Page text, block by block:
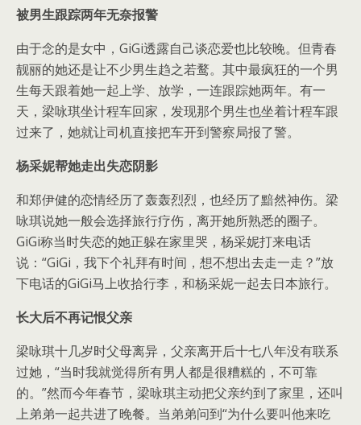
被男生跟踪两年无奈报警
由于念的是女中，GiGi透露自己谈恋爱也比较晚。但青春
靓丽的她还是让不少男生趋之若鹜。其中最疯狂的一个男
生每天跟着她一起上学、放学，一连跟踪她两年。有一
天，梁咏琪坐计程车回家，发现那个男生也坐着计程车跟
过来了，她就让司机直接把车开到警察局报了警。
杨采妮帮她走出失恋阴影
和郑伊健的恋情经历了轰轰烈烈，也经历了黯然神伤。梁
咏琪说她一般会选择旅行疗伤，离开她所熟悉的圈子。
GiGi称当时失恋的她正躲在家里哭，杨采妮打来电话
说：“GiGi，我下个礼拜有时间，想不想出去走一走？”放
下电话的GiGi马上收拾行李，和杨采妮一起去日本旅行。
长大后不再记恨父亲
梁咏琪十几岁时父母离异，父亲离开后十七八年没有联系
过她，“当时我就觉得所有男人都是很糟糕的，不可靠
的。”然而今年春节，梁咏琪主动把父亲约到了家里，还叫
上弟弟一起共进了晚餐。当弟弟问到“为什么要叫他来吃